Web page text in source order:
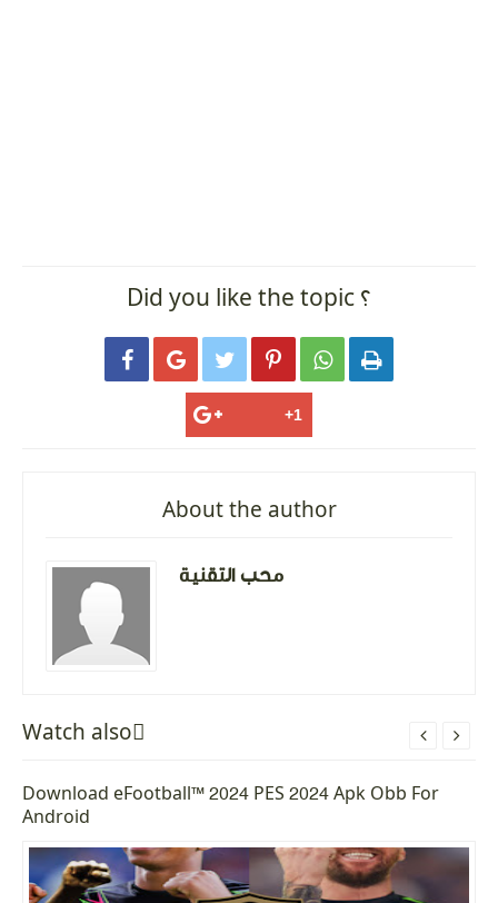
Did you like the topic ؟
     
About the author
محب التقنية
Watch alsoً
Download eFootball™ 2024 PES 2024 Apk Obb For
Android
 